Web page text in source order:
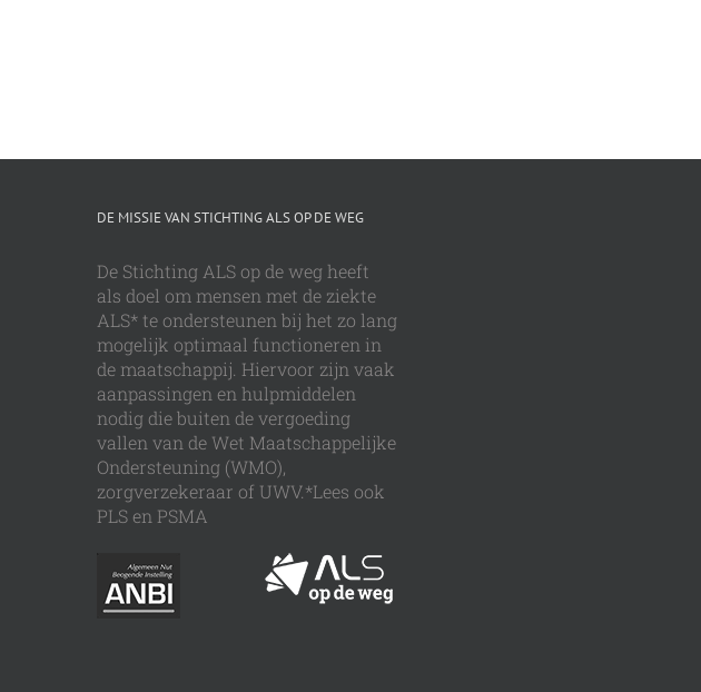
DE MISSIE VAN STICHTING ALS OP DE WEG
De Stichting ALS op de weg heeft
als doel om mensen met de ziekte
ALS* te ondersteunen bij het zo lang
mogelijk optimaal functioneren in
de maatschappij. Hiervoor zijn vaak
aanpassingen en hulpmiddelen
nodig die buiten de vergoeding
vallen van de Wet Maatschappelijke
Ondersteuning (WMO),
zorgverzekeraar of UWV.*Lees ook
PLS en PSMA